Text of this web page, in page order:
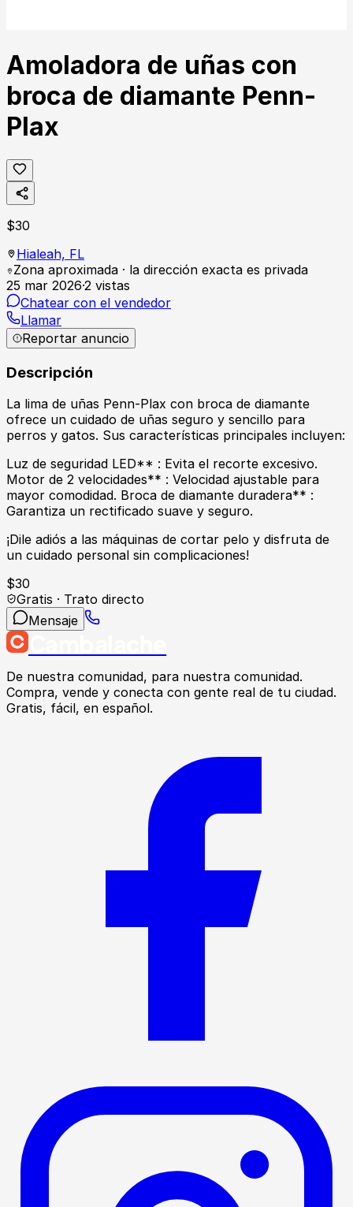
Amoladora de uñas con
broca de diamante Penn-
Plax
$30
Hialeah, FL
Zona aproximada · la dirección exacta es privada
25 mar 2026·2 vistas
Chatear con el vendedor
Llamar
Reportar anuncio
Descripción
La lima de uñas Penn-Plax con broca de diamante
ofrece un cuidado de uñas seguro y sencillo para
perros y gatos. Sus características principales incluyen:
Luz de seguridad LED** : Evita el recorte excesivo.
Motor de 2 velocidades** : Velocidad ajustable para
mayor comodidad. Broca de diamante duradera** :
Garantiza un rectificado suave y seguro.
¡Dile adiós a las máquinas de cortar pelo y disfruta de
un cuidado personal sin complicaciones!
$30
Gratis · Trato directo
Mensaje
De nuestra comunidad, para nuestra comunidad.
Compra, vende y conecta con gente real de tu ciudad.
Gratis, fácil, en español.